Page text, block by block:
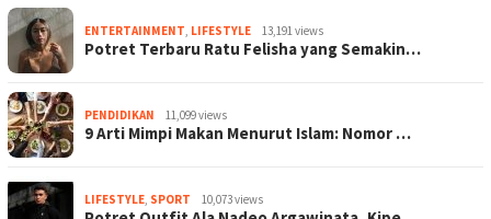
ENTERTAINMENT, LIFESTYLE 13,191 views
Potret Terbaru Ratu Felisha yang Semakin…
PENDIDIKAN 11,099 views
9 Arti Mimpi Makan Menurut Islam: Nomor …
LIFESTYLE, SPORT 10,073 views